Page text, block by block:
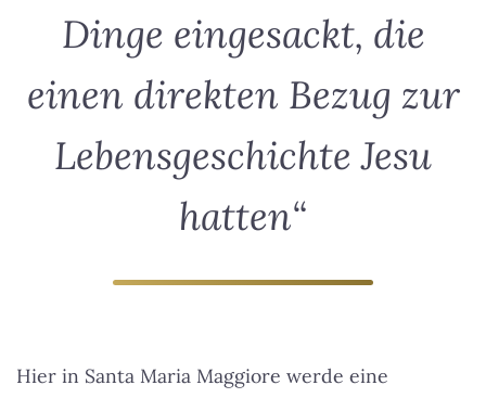
Dinge eingesackt, die
einen direkten Bezug zur
Lebensgeschichte Jesu
hatten“
Hier in Santa Maria Maggiore werde eine